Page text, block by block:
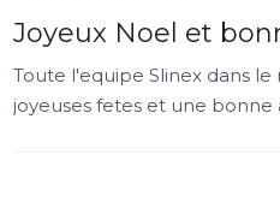
Joyeux Noel et
Toute l'equipe Slinex dans
joyeuses fetes et une bonne